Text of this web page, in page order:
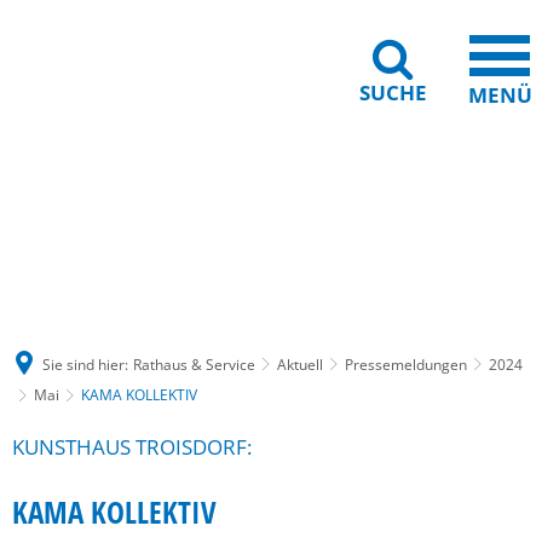
SUCHE MENÜ
Sie sind hier: Rathaus & Service Aktuell Pressemeldungen
2024
Mai
KAMA KOLLEKTIV
KUNSTHAUS TROISDORF:
KAMA KOLLEKTIV